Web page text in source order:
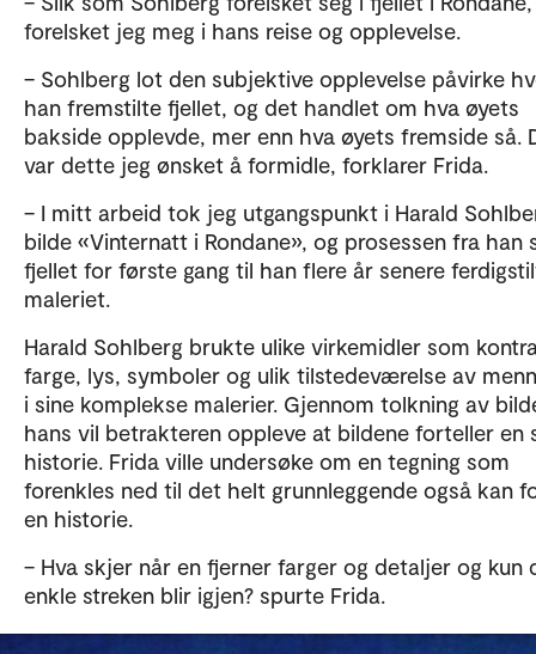
forelsket jeg meg i hans reise og opplevelse.
– Sohlberg lot den subjektive opplevelse påvirke
han fremstilte fjellet, og det handlet om hva øyets
bakside opplevde, mer enn hva øyets fremside så.
var dette jeg ønsket å formidle, forklarer Frida.
– I mitt arbeid tok jeg utgangspunkt i Harald
bilde «Vinternatt i Rondane», og prosessen fra han
fjellet for første gang til han flere år senere
maleriet.
Harald Sohlberg brukte ulike virkemidler som
farge, lys, symboler og ulik tilstedeværelse av
i sine komplekse malerier. Gjennom tolkning av
hans vil betrakteren oppleve at bildene forteller en
historie. Frida ville undersøke om en tegning som
forenkles ned til det helt grunnleggende også kan
en historie.
– Hva skjer når en fjerner farger og detaljer og kun
enkle streken blir igjen? spurte Frida.